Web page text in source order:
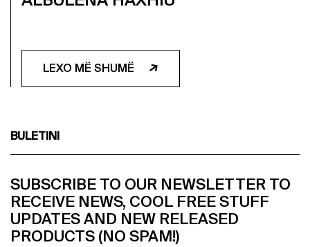
LEXO MË SHUMË
BULETINI
SUBSCRIBE TO OUR NEWSLETTER TO
RECEIVE NEWS, COOL FREE STUFF
UPDATES AND NEW RELEASED
PRODUCTS (NO SPAM!)